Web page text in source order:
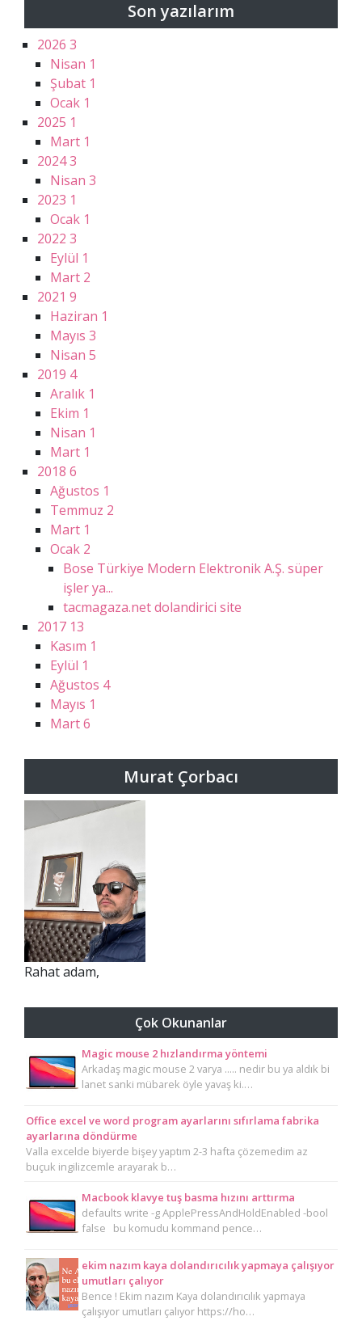
Son yazılarım
2026 3
Nisan 1
Şubat 1
Ocak 1
2025 1
Mart 1
20243
Nisan 3
2023 1
Ocak 1
2022 3
Eylül 1
Mart 2
2021 9
Haziran 1
Mayıs 3
Nisan 5
2019 4
Aralık 1
Ekim 1
Nisan 1
Mart 1
2018 6
Ağustos 1
Temmuz 2
Mart 1
Ocak 2
Bose Türkiye Modern Elektronik A.Ş. süper
işler ya...
tacmagaza.net dolandirici site
2017 13
Kasım 1
Eylül 1
Ağustos 4
Mayıs 1
Mart6
Murat Çorbacı
Rahat adam,
Çok Okunanlar
Magic mouse 2 hızlandırma yöntemi
Arkadaş magic mouse 2 varya ..... nedir bu ya aldık bi
lanet sanki mübarek öyle yavaş ki.…
Office excel ve word program ayarlarını sıfırlama fabrika
ayarlarına döndürme
Valla excelde biyerde bişey yaptım 2-3 hafta çözemedim az
buçuk ingilizcemle arayarak b…
Macbook klavye tuş basma hızını arttırma
defaults write -g ApplePressAndHoldEnabled -bool
false bu komudu kommand pence…
ekim nazım kaya dolandırıcılık yapmaya çalışıyor
umutları çalıyor
Bence ! Ekim nazım Kaya dolandırıcılık yapmaya
çalışıyor umutları çalıyor https://ho…